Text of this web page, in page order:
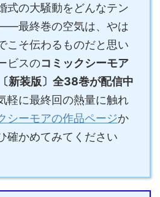
式の大騒動をどんなテン
最終巻の空気は、やは
こそ伝わるものだと思い
ビスのコミックシーモア
新装版〕全38巻が配信中
軽に最終回の熱量に触れ
シーモアの作品ページか
確かめてみてください